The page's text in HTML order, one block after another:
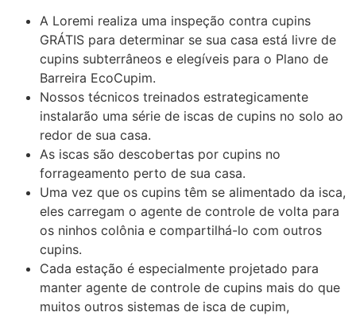
A Loremi realiza uma inspeção contra cupins
GRÁTIS para determinar se sua casa está livre de
cupins subterrâneos e elegíveis para o Plano de
Barreira EcoCupim.
Nossos técnicos treinados estrategicamente
instalarão uma série de iscas de cupins no solo ao
redor de sua casa.
As iscas são descobertas por cupins no
forrageamento perto de sua casa.
Uma vez que os cupins têm se alimentado da isca,
eles carregam o agente de controle de volta para
os ninhos colônia e compartilhá-lo com outros
cupins.
Cada estação é especialmente projetado para
manter agente de controle de cupins mais do que
muitos outros sistemas de isca de cupim,